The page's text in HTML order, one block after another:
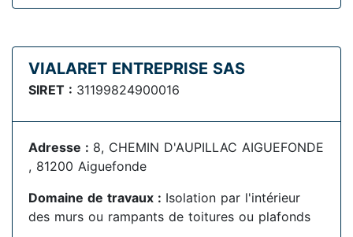
VIALARET ENTREPRISE SAS
SIRET : 31199824900016
Adresse : 8, CHEMIN D'AUPILLAC AIGUEFONDE
, 81200 Aiguefonde
Domaine de travaux : Isolation par l'intérieur
des murs ou rampants de toitures ou plafonds